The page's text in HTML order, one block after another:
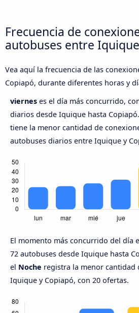
Frecuencia de
autobuses entre
Vea aquí la frecuencia de las
Copiapó, durante diferentes horas y
viernes es el día más concurrido,
diarios desde Iquique hasta Copiapó.
tiene la menor cantidad de
autobuses diarios entre Iquique y
El momento más concurrido del día
72 autobuses desde Iquique hasta
el Noche registra la menor cantidad
Iquique y Copiapó, con 20 ofertas.